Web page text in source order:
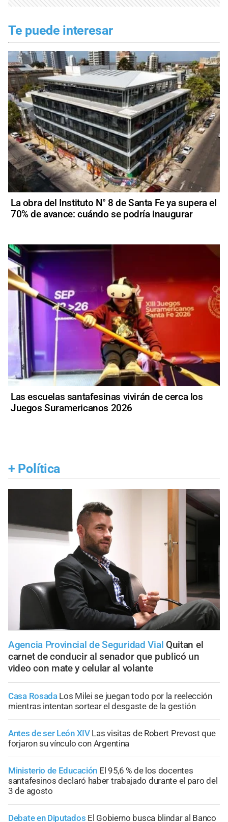
Te puede interesar
La obra del Instituto N° 8 de Santa Fe ya supera el
70% de avance: cuándo se podría inaugurar
Las escuelas santafesinas vivirán de cerca los
Juegos Suramericanos 2026
+ Política
Agencia Provincial de Seguridad Vial Quitan el
carnet de conducir al senador que publicó un
video con mate y celular al volante
Casa Rosada Los Milei se juegan todo por la reelección
mientras intentan sortear el desgaste de la gestión
Antes de ser León XIV Las visitas de Robert Prevost que
forjaron su vínculo con Argentina
Ministerio de Educación El 95,6 % de los docentes
santafesinos declaró haber trabajado durante el paro del
3 de agosto
Debate en Diputados El Gobierno busca blindar al Banco